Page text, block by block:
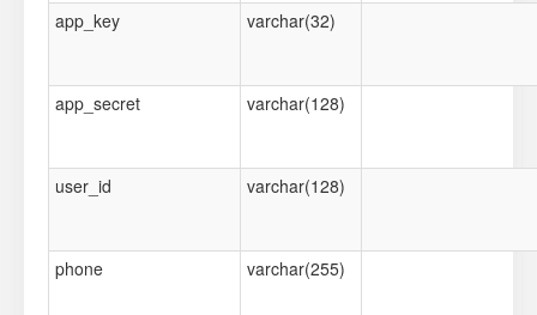
app_key
varchar(32)
app_secret varchar(128)
user_id varchar(128)
phone varchar(255)